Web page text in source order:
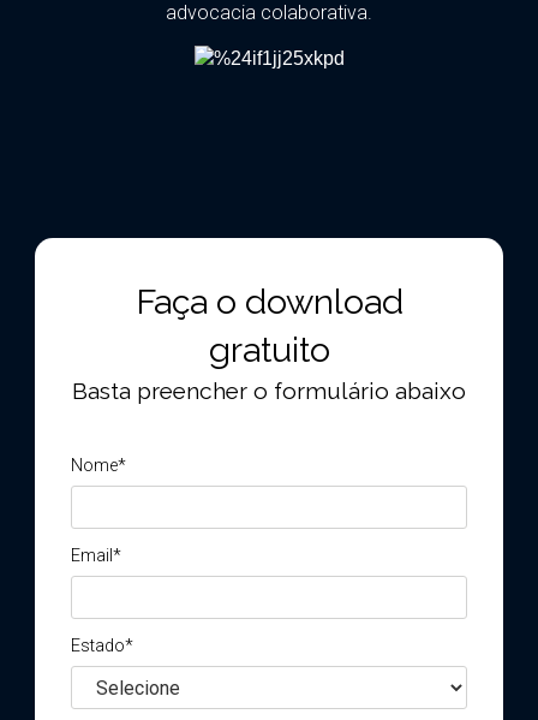
advocacia colaborativa.
Faça o download
gratuito
Basta preencher o formulário abaixo
Nome*
Email*
Estado*